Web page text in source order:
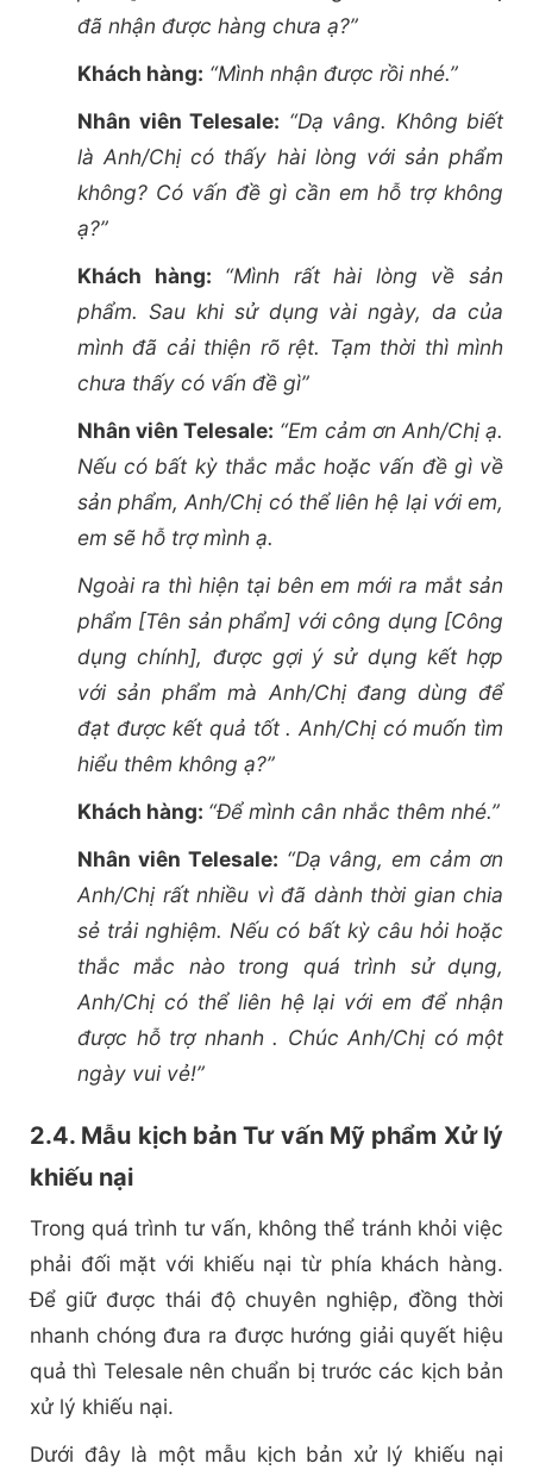
đã nhận được hàng chưa ạ?”
Khách hàng: “Mình nhận được rồi nhé.”
Nhân viên Telesale: “Dạ vâng. Không biết
là Anh/Chị có thấy hài lòng với sản phẩm
không? Có vấn đề gì cần em hỗ trợ không
ạ?”
Khách hàng:
“Mình rất hài lòng về sản
phẩm. Sau khi sử dụng vài ngày, da của
mình đã cải thiện rõ rệt. Tạm thời thì mình
chưa thấy có vấn đề gì”
Nhân viên Telesale: “Em cảm ơn Anh/Chị ạ.
Nếu có bất kỳ thắc mắc hoặc vấn đề gì về
sản phẩm, Anh/Chị có thể liên hệ lại với em,
em sẽ hỗ trợ mình ạ.
Ngoài ra thì hiện tại bên em mới ra mắt sản
phẩm [Tên sản phẩm] với công dụng [Công
dụng chính], được gợi ý sử dụng kết hợp
với sản phẩm mà Anh/Chị đang dùng để
đạt được kết quả tốt . Anh/Chị có muốn tìm
hiểu thêm không ạ?”
Khách hàng: “Để mình cân nhắc thêm nhé.”
Nhân viên Telesale: “Dạ vâng, em cảm ơn
Anh/Chị rất nhiều vì đã dành thời gian chia
sẻ trải nghiệm. Nếu có bất kỳ câu hỏi hoặc
thắc mắc nào trong quá trình sử dụng,
Anh/Chị có thể liên hệ lại với em để nhận
được hỗ trợ nhanh . Chúc Anh/Chị có một
ngày vui vẻ!”
2.4. Mẫu kịch bản Tư vấn Mỹ phẩm Xử lý
khiếu nại
Trong quá trình tư vấn, không thể tránh khỏi việc
phải đối mặt với khiếu nại từ phía khách hàng.
Để giữ được thái độ chuyên nghiệp, đồng thời
nhanh chóng đưa ra được hướng giải quyết hiệu
quả thì Telesale nên chuẩn bị trước các kịch bản
xử lý khiếu nại.
Dưới đây là một mẫu kịch bản xử lý khiếu nại